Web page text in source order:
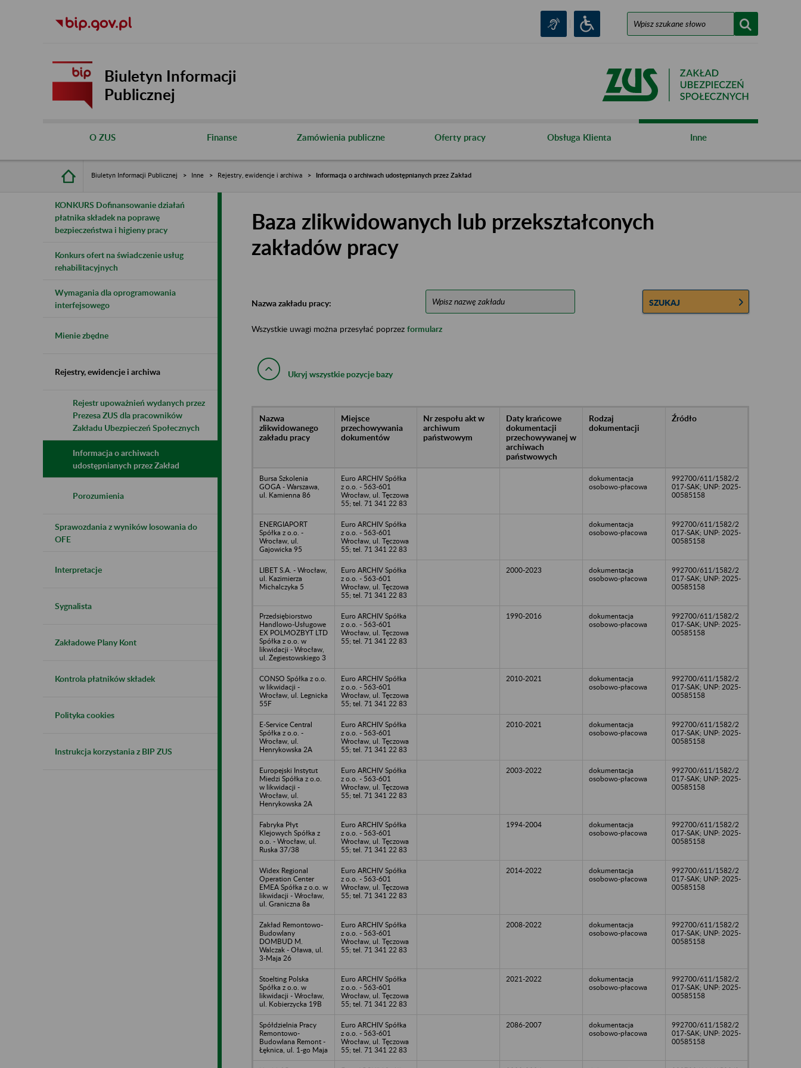
Biuletyn Informacji
Publicznej
O ZUS Finanse Zamówienia publiczne Oferty pracy Obsługa Klienta Inne
Biuletyn Informacji Publicznej Inne Rejestry, ewidencje i archiwa Informacja o archiwach udostępnianych przez Zakład
KONKURS Dofinansowanie działań
płatnika składek na poprawę
bezpieczeństwa i higieny pracy
Konkurs ofert na świadczenie usług
rehabilitacyjnych
Wymagania dla oprogramowania
interfejsowego
Mienie zbędne
Rejestry, ewidencje i archiwa
Rejestr upoważnień wydanych przez
Prezesa ZUS dla pracowników
Zakładu Ubezpieczeń Społecznych
Informacja o archiwach
udostępnianych przez Zakład
Porozumienia
Sprawozdania z wyników losowania do
OFE
Interpretacje
Sygnalista
Zakładowe Plany Kont
Kontrola płatników składek
Polityka cookies
Instrukcja korzystania z BIP ZUS
Baza zlikwidowanych lub przekształconych
zakładów pracy
Nazwa zakładu pracy: SZUKAJ
Wszystkie uwagi można przesyłać poprzez formularz
Ukryj wszystkie pozycje bazy
Nazwa
zlikwidowanego
zakładu pracy
Miejsce
przechowywania
dokumentów
Nr zespołu akt w
archiwum
państwowym
Daty krańcowe
dokumentacji
przechowywanej w
archiwach
państwowych
Rodzaj
dokumentacji
Źródło
Bursa Szkolenia
GOGA - Warszawa,
ul. Kamienna 86
Euro ARCHIV Spółka
z o.o. - 563-601
Wrocław, ul. Tęczowa
55; tel. 71 341 22 83
dokumentacja
osobowo-płacowa
992700/611/1582/2
017-SAK; UNP: 2025-
00585158
ENERGIAPORT
Spółka z o.o. -
Wrocław, ul.
Gajowicka 95
Euro ARCHIV Spółka
z o.o. - 563-601
Wrocław, ul. Tęczowa
55; tel. 71 341 22 83
dokumentacja
osobowo-płacowa
992700/611/1582/2
017-SAK; UNP: 2025-
00585158
LIBET S.A. - Wrocław,
ul. Kazimierza
Michalczyka 5
Euro ARCHIV Spółka
z o.o. - 563-601
Wrocław, ul. Tęczowa
55; tel. 71 341 22 83
2000-2023
dokumentacja
osobowo-płacowa
992700/611/1582/2
017-SAK; UNP: 2025-
00585158
Przedsiębiorstwo
Handlowo-Usługowe
EX POLMOZBYT LTD
Spółka z o.o. w
likwidacji - Wrocław,
ul. Żegiestowskiego 3
Euro ARCHIV Spółka
z o.o. - 563-601
Wrocław, ul. Tęczowa
55; tel. 71 341 22 83
1990-2016
dokumentacja
osobowo-płacowa
992700/611/1582/2
017-SAK; UNP: 2025-
00585158
CONSO Spółka z o.o.
w likwidacji -
Wrocław, ul. Legnicka
55F
Euro ARCHIV Spółka
z o.o. - 563-601
Wrocław, ul. Tęczowa
55; tel. 71 341 22 83
2010-2021
dokumentacja
osobowo-płacowa
992700/611/1582/2
017-SAK; UNP: 2025-
00585158
E-Service Central
Spółka z o.o. -
Wrocław, ul.
Henrykowska 2A
Euro ARCHIV Spółka
z o.o. - 563-601
Wrocław, ul. Tęczowa
55; tel. 71 341 22 83
2010-2021
dokumentacja
osobowo-płacowa
992700/611/1582/2
017-SAK; UNP: 2025-
00585158
Europejski Instytut
Miedzi Spółka z o.o.
w likwidacji -
Wrocław, ul.
Henrykowska 2A
Euro ARCHIV Spółka
z o.o. - 563-601
Wrocław, ul. Tęczowa
55; tel. 71 341 22 83
2003-2022
dokumentacja
osobowo-płacowa
992700/611/1582/2
017-SAK; UNP: 2025-
00585158
Fabryka Płyt
Klejowych Spółka z
o.o. - Wrocław, ul.
Ruska 37/38
Euro ARCHIV Spółka
z o.o. - 563-601
Wrocław, ul. Tęczowa
55; tel. 71 341 22 83
1994-2004
dokumentacja
osobowo-płacowa
992700/611/1582/2
017-SAK; UNP: 2025-
00585158
Widex Regional
Operation Center
EMEA Spółka z o.o. w
likwidacji - Wrocław,
ul. Graniczna 8a
Euro ARCHIV Spółka
z o.o. - 563-601
Wrocław, ul. Tęczowa
55; tel. 71 341 22 83
2014-2022
dokumentacja
osobowo-płacowa
992700/611/1582/2
017-SAK; UNP: 2025-
00585158
Zakład Remontowo-
Budowlany
DOMBUD M.
Walczak - Oława, ul.
3-Maja 26
Euro ARCHIV Spółka
z o.o. - 563-601
Wrocław, ul. Tęczowa
55; tel. 71 341 22 83
2008-2022
dokumentacja
osobowo-płacowa
992700/611/1582/2
017-SAK; UNP: 2025-
00585158
Stoelting Polska
Spółka z o.o. w
likwidacji - Wrocław,
ul. Kobierzycka 19B
Euro ARCHIV Spółka
z o.o. - 563-601
Wrocław, ul. Tęczowa
55; tel. 71 341 22 83
2021-2022
dokumentacja
osobowo-płacowa
992700/611/1582/2
017-SAK; UNP: 2025-
00585158
Spółdzielnia Pracy
Remontowo-
Budowlana Remont -
Łęknica, ul. 1-go Maja
Euro ARCHIV Spółka
z o.o. - 563-601
Wrocław, ul. Tęczowa
55; tel. 71 341 22 83
2086-2007
dokumentacja
osobowo-płacowa
992700/611/1582/2
017-SAK; UNP: 2025-
00585158